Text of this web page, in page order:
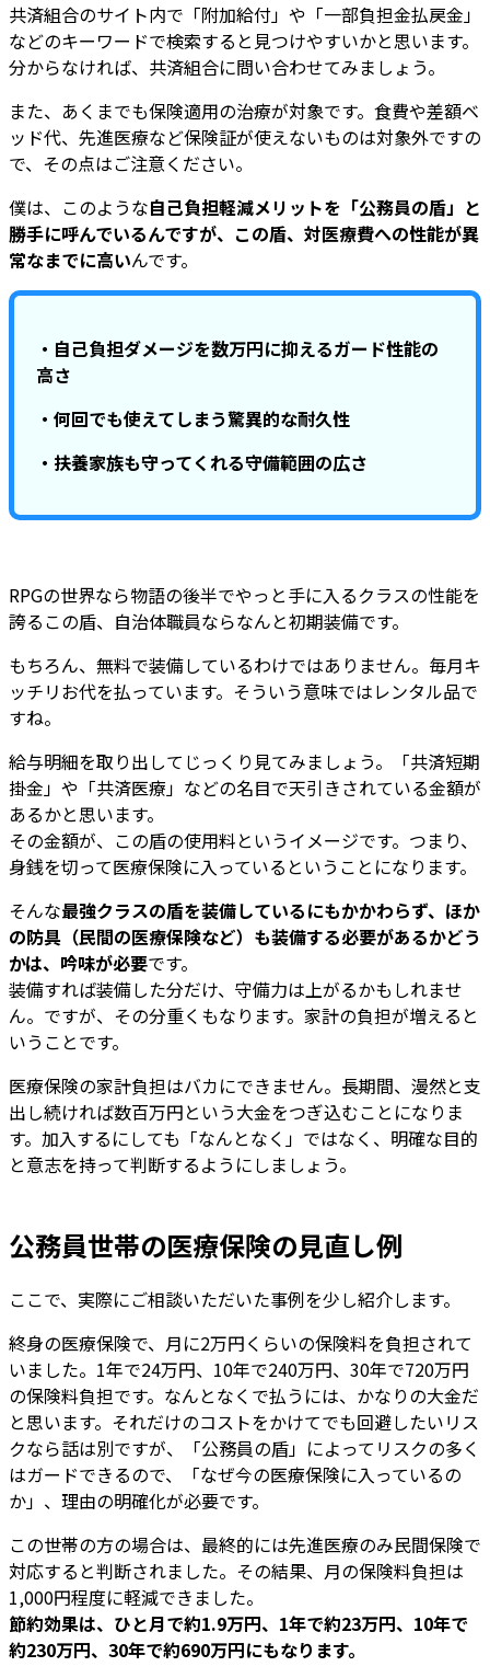
共済組合のサイト内で「附加給付」や「一部負担金払戻金」
などのキーワードで検索すると見つけやすいかと思います。
分からなければ、共済組合に問い合わせてみましょう。
また、あくまでも保険適用の治療が対象です。食費や差額ベ
ッド代、先進医療など保険証が使えないものは対象外ですの
で、その点はご注意ください。
僕は、このような自己負担軽減メリットを「公務員の盾」と
勝手に呼んでいるんですが、この盾、対医療費への性能が異
常なまでに高いんです。
・自己負担ダメージを数万円に抑えるガード性能の
高さ
・何回でも使えてしまう驚異的な耐久性
・扶養家族も守ってくれる守備範囲の広さ
RPGの世界なら物語の後半でやっと手に入るクラスの性能を
誇るこの盾、自治体職員ならなんと初期装備です。
もちろん、無料で装備しているわけではありません。毎月キ
ッチリお代を払っています。そういう意味ではレンタル品で
すね。
給与明細を取り出してじっくり見てみましょう。「共済短期
掛金」や「共済医療」などの名目で天引きされている金額が
あるかと思います。
その金額が、この盾の使用料というイメージです。つまり、
身銭を切って医療保険に入っているということになります。
そんな最強クラスの盾を装備しているにもかかわらず、ほか
の防具（民間の医療保険など）も装備する必要があるかどう
かは、吟味が必要です。
装備すれば装備した分だけ、守備力は上がるかもしれませ
ん。ですが、その分重くもなります。家計の負担が増えると
いうことです。
医療保険の家計負担はバカにできません。長期間、漫然と支
出し続ければ数百万円という大金をつぎ込むことになりま
す。加入するにしても「なんとなく」ではなく、明確な目的
と意志を持って判断するようにしましょう。
公務員世帯の医療保険の見直し例
ここで、実際にご相談いただいた事例を少し紹介します。
終身の医療保険で、月に2万円くらいの保険料を負担されて
いました。1年で24万円、10年で240万円、30年で720万円
の保険料負担です。なんとなくで払うには、かなりの大金だ
と思います。それだけのコストをかけてでも回避したいリス
クなら話は別ですが、「公務員の盾」によってリスクの多く
はガードできるので、「なぜ今の医療保険に入っているの
か」、理由の明確化が必要です。
この世帯の方の場合は、最終的には先進医療のみ民間保険で
対応すると判断されました。その結果、月の保険料負担は
1,000円程度に軽減できました。
節約効果は、ひと月で約1.9万円、1年で約23万円、10年で
約230万円、30年で約690万円にもなります。